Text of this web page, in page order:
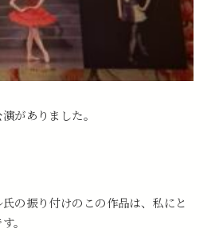
がありました。
の振り付けのこの作品は、私にと
。